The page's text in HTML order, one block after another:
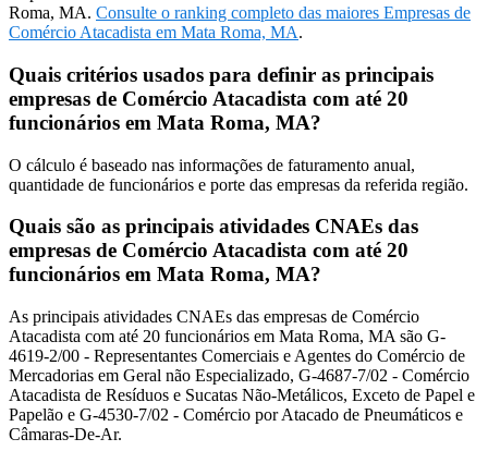
Roma, MA. Consulte o ranking completo das maiores Empresas de
Comércio Atacadista em Mata Roma, MA.
Quais critérios usados para definir as principais
empresas de Comércio Atacadista com até 20
funcionários em Mata Roma, MA?
O cálculo é baseado nas informações de faturamento anual,
quantidade de funcionários e porte das empresas da referida região.
Quais são as principais atividades CNAEs das
empresas de Comércio Atacadista com até 20
funcionários em Mata Roma, MA?
As principais atividades CNAEs das empresas de Comércio
Atacadista com até 20 funcionários em Mata Roma, MA são G-
4619-2/00 - Representantes Comerciais e Agentes do Comércio de
Mercadorias em Geral não Especializado, G-4687-7/02 - Comércio
Atacadista de Resíduos e Sucatas Não-Metálicos, Exceto de Papel e
Papelão e G-4530-7/02 - Comércio por Atacado de Pneumáticos e
Câmaras-De-Ar.